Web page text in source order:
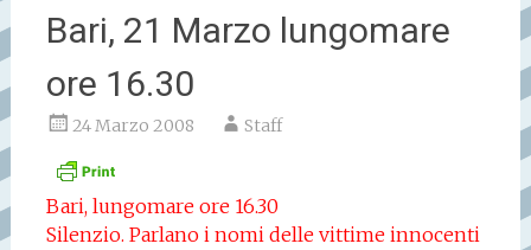
Bari, 21 Marzo lungomare
ore 16.30
24 Marzo 2008 Staff
Bari, lungomare ore 16.30
Silenzio. Parlano i nomi delle vittime innocenti